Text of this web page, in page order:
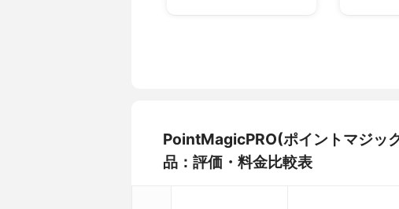
PointMagicPRO(ポイントマジッ
品：評価・料金比較表